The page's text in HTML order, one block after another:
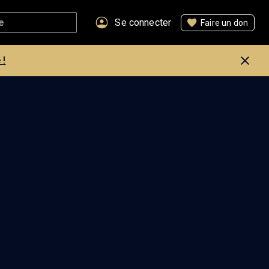
Se connecter Faire un don
!